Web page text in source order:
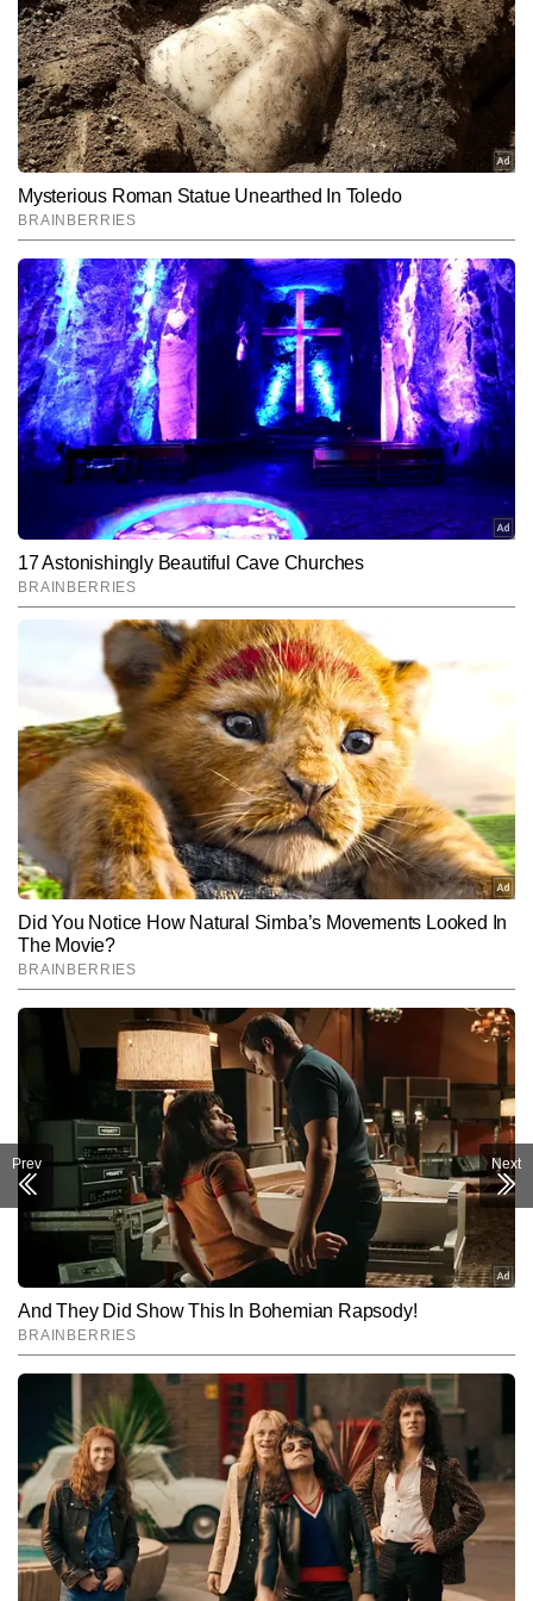
फुसला कर भी आप उसकी आदत छुड़ा सकते हैं।
Hindi News Lifestyle
सुनीत सिंह AUTHOR
सुनीत सिंह टाइम्स नाउ नवभारत डिजिटल में डिप्टी न्यूज एडिटर के रूप में कार्यरत हैं
और लाइफस्टाइल सेक्शन में स्पेशल स्टोरीज प्रोजेक्ट का नेतृत्व कर रहे हैं। टीवी
और डिजिटल पत्रकारिता में 13 वर्षों के अनुभव के साथ, सुनीत उन बहुमुखी
पत्रकारों में शामिल हैं जिन्होंने न्यूजरूम और फील्ड—दोनों मोर्चों पर खुद को साबित
किया है। माइक, कैमरा और एडिटिंग डेस्क तीनों से उनकी सहज जुगलबंदी ने उन्हें
एक संतुलित और विश्वसनीय मीडिया प्रोफेशनल के रूप में स्थापित किया है।
पिछले 10 वर्षों से सुनीत लाइफस्टाइल, लिटरेचर, सिनेमा और संस्कृति से जुड़ी गहन
व विश्लेषणात्मक स्टोरीज लिखते रहे हैं और अबतक 12,000 से अधिक आर्टिकल
पब्लिश कर चुके हैं। उनकी लेखन शैली गहराई, मौलिक दृष्टिकोण और रिसर्च-
आधारित प्रस्तुति से पहचानी जाती है। वे विषयों की बारीकियों को पकड़कर उन्हें
सरल, प्रभावी और पाठकों से जुड़ने वाली भाषा में ढालने में दक्ष हैं।
और पढ़ें
Follow Us:
Subscribe to our daily Newsletter!
Prev Next